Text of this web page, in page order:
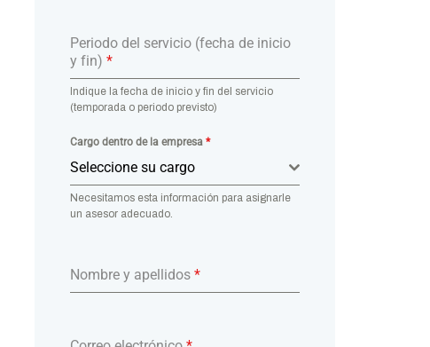
Periodo del servicio (fecha de inicio
y fin) *
Indique la fecha de inicio y fin del servicio
(temporada o periodo previsto)
Cargo dentro de la empresa *
Seleccione su cargo
Necesitamos esta información para asignarle
un asesor adecuado.
Nombre y apellidos *